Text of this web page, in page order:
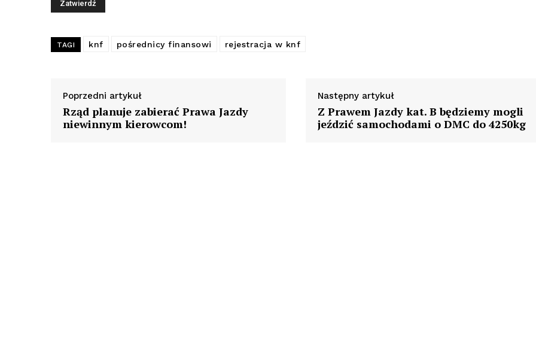
TAGI knf pośrednicy finansowi rejestracja w knf
Poprzedni artykuł
Rząd planuje zabierać Prawa Jazdy
niewinnym kierowcom!
Następny artykuł
Z Prawem Jazdy kat. B będziemy mogli
jeździć samochodami o DMC do 4250kg